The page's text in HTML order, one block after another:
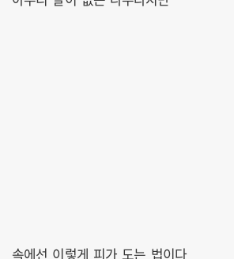
속에선 이렇게 피가 도는 법이다